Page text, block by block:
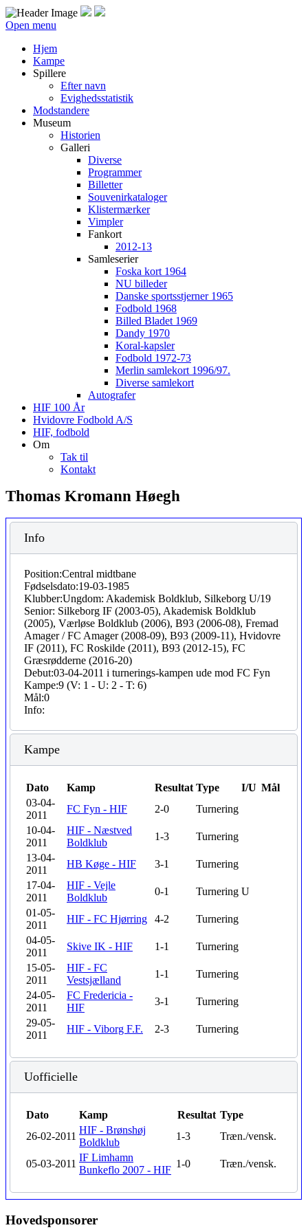
Open menu
Hjem
Kampe
Spillere
Efter navn
Evighedsstatistik
Modstandere
Museum
Historien
Galleri
Diverse
Programmer
Billetter
Souvenirkataloger
Klistermærker
Vimpler
Fankort
2012-13
Samleserier
Foska kort 1964
NU billeder
Danske sportsstjerner 1965
Fodbold 1968
Billed Bladet 1969
Dandy 1970
Koral-kapsler
Fodbold 1972-73
Merlin samlekort 1996/97.
Diverse samlekort
Autografer
HIF 100 År
Hvidovre Fodbold A/S
HIF, fodbold
Om
Tak til
Kontakt
Thomas Kromann Høegh
Info
Position:Central midtbane
Fødselsdato:19-03-1985
Klubber:Ungdom: Akademisk Boldklub, Silkeborg U/19
Senior: Silkeborg IF (2003-05), Akademisk Boldklub
(2005), Værløse Boldklub (2006), B93 (2006-08), Fremad
Amager / FC Amager (2008-09), B93 (2009-11), Hvidovre
IF (2011), FC Roskilde (2011), B93 (2012-15), FC
Græsrødderne (2016-20)
Debut:03-04-2011 i turnerings-kampen ude mod FC Fyn
Kampe:9 (V: 1 - U: 2 - T: 6)
Mål:0
Info:
Kampe
Dato Kamp Resultat Type I/U Mål
03-04-
2011
FC Fyn - HIF 2-0
Turnering
10-04-
2011
HIF - Næstved
Boldklub
1-3
Turnering
13-04-
2011
HB Køge - HIF 3-1
Turnering
17-04-
2011
HIF - Vejle
Boldklub
0-1 Turnering U
01-05-
2011
HIF - FC Hjørring 4-2
Turnering
04-05-
2011
Skive IK - HIF 1-1
Turnering
15-05-
2011
HIF - FC
Vestsjælland
1-1
Turnering
24-05-
2011
FC Fredericia -
HIF
3-1
Turnering
29-05-
2011
HIF - Viborg F.F. 2-3 Turnering
Uofficielle
Dato Kamp Resultat Type
26-02-2011
HIF - Brønshøj
Boldklub
1-3 Træn./vensk.
05-03-2011
IF Limhamn
Bunkeflo 2007 - HIF
1-0 Træn./vensk.
Hovedsponsorer